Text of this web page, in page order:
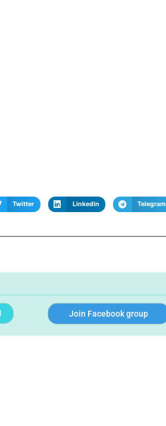
Twitter LinkedIn Telegram
Join Facebook group